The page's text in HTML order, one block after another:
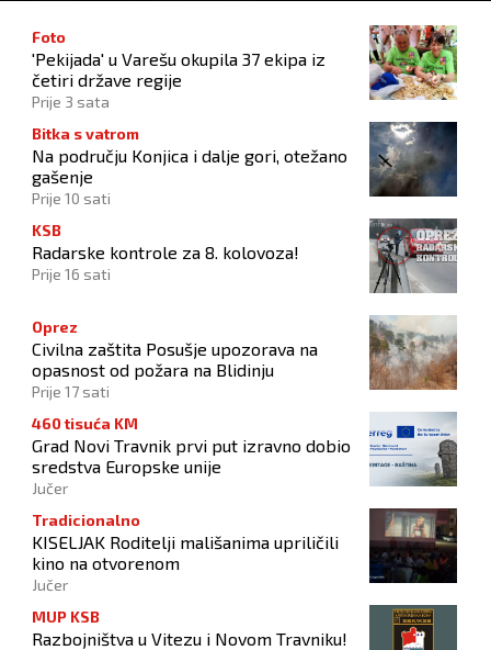
Foto
'Pekijada' u Varešu okupila 37 ekipa iz
četiri države regije
Prije 3 sata
Bitka s vatrom
Na području Konjica i dalje gori, otežano
gašenje
Prije 10 sati
KSB
Radarske kontrole za 8. kolovoza!
Prije 16 sati
Oprez
Civilna zaštita Posušje upozorava na
opasnost od požara na Blidinju
Prije 17 sati
460 tisuća KM
Grad Novi Travnik prvi put izravno dobio
sredstva Europske unije
Jučer
Tradicionalno
KISELJAK Roditelji mališanima upriličili
kino na otvorenom
Jučer
MUP KSB
Razbojništva u Vitezu i Novom Travniku!